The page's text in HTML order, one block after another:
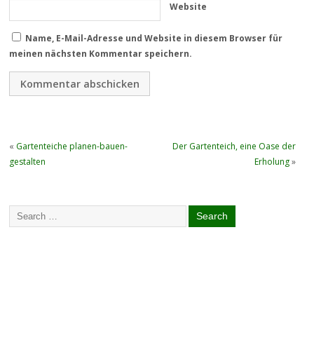
Website
Name, E-Mail-Adresse und Website in diesem Browser für
meinen nächsten Kommentar speichern.
« Gartenteiche planen-bauen-
gestalten
Der Gartenteich, eine Oase der
Erholung»